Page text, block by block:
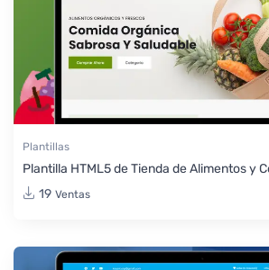
Plantillas
Plantilla HTML5 de Tienda de Alimentos y
19 Ventas